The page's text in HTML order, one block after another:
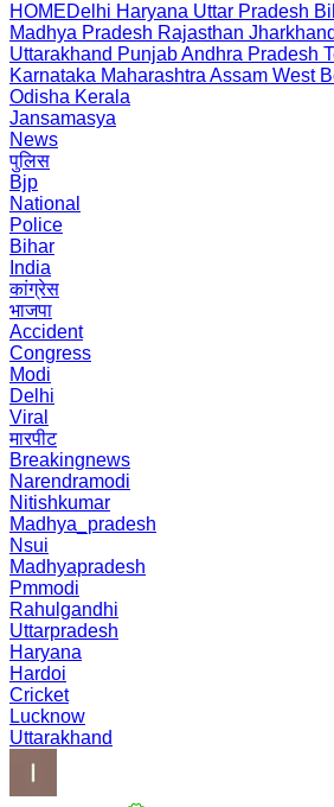
HOMEDelhi Haryana Uttar Pradesh
Madhya Pradesh Rajasthan Jharkhand
Uttarakhand PunjabAndhra Pradesh
Karnataka Maharashtra Assam West
Odisha Kerala
Jansamasya
News
पुलिस
Bjp
National
Police
Bihar
India
कांग्रेस
भाजपा
Accident
Congress
Modi
Delhi
Viral
मारपीट
Breakingnews
Narendramodi
Nitishkumar
Madhya_pradesh
Nsui
Madhyapradesh
Pmmodi
Rahulgandhi
Uttarpradesh
Haryana
Hardoi
Cricket
Lucknow
Uttarakhand